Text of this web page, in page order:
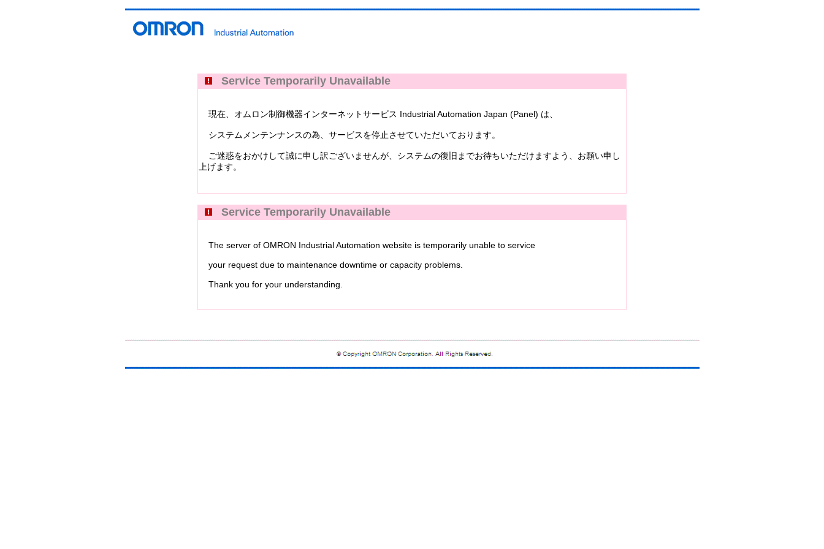
Service Temporarily Unavailable
現在、オムロン制御機器インターネットサービス Industrial Automation Japan (Panel) は、
システムメンテンナンスの為、サービスを停止させていただいております。
ご迷惑をおかけして誠に申し訳ございませんが、システムの復旧までお待ちいただけますよう、お願い申し
上げます。
Service Temporarily Unavailable
The server of OMRON Industrial Automation website is temporarily unable to service
your request due to maintenance downtime or capacity problems.
Thank you for your understanding.